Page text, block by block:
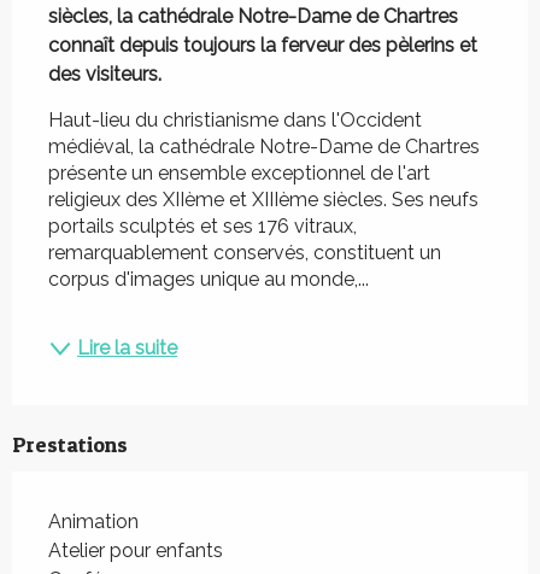
siècles, la cathédrale Notre-Dame de Chartres
connaît depuis toujours la ferveur des pèlerins et
des visiteurs.
Haut-lieu du christianisme dans l'Occident
médiéval, la cathédrale Notre-Dame de Chartres
présente un ensemble exceptionnel de l'art
religieux des XIIème et XIIIème siècles. Ses neufs
portails sculptés et ses 176 vitraux,
remarquablement conservés, constituent un
corpus d'images unique au monde,...
Lire la suite
Prestations
Animation
Atelier pour enfants